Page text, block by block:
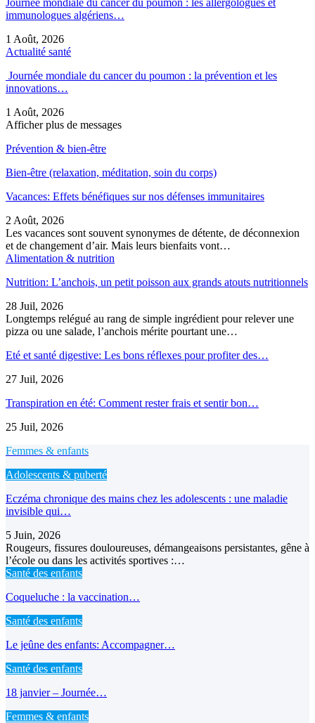
immunologues algériens…
1 Août, 2026
Actualité santé
Journée mondiale du cancer du poumon : la prévention et les
innovations…
1 Août, 2026
Afficher plus de messages
Prévention & bien-être
Bien-être (relaxation, méditation, soin du corps)
Vacances: Effets bénéfiques sur nos défenses immunitaires
2 Août, 2026
Les vacances sont souvent synonymes de détente, de déconnexion
et de changement d’air. Mais leurs bienfaits vont…
Alimentation & nutrition
Nutrition: L’anchois, un petit poisson aux grands atouts nutritionnels
28 Juil, 2026
Longtemps relégué au rang de simple ingrédient pour relever une
pizza ou une salade, l’anchois mérite pourtant une…
Eté et santé digestive: Les bons réflexes pour profiter des…
27 Juil, 2026
Transpiration en été: Comment rester frais et sentir bon…
25 Juil, 2026
Femmes & enfants
Adolescents & puberté
Eczéma chronique des mains chez les adolescents : une maladie
invisible qui…
5 Juin, 2026
Rougeurs, fissures douloureuses, démangeaisons persistantes, gêne à
l’école ou dans les activités sportives :…
Santé des enfants
Coqueluche : la vaccination…
Santé des enfants
Le jeûne des enfants: Accompagner…
Santé des enfants
18 janvier – Journée…
Femmes & enfants